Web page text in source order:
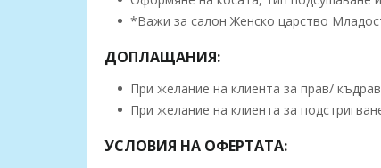
*Важи за салон Женско царство
ДОПЛАЩАНИЯ:
При желание на клиента за прав/
При желание на клиента за
УСЛОВИЯ НА ОФЕРТАТА: